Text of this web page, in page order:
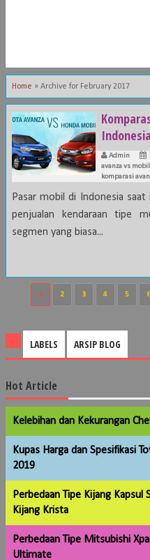
Home » Archive for February 2017
Admin
avanza vs
komparasi
Pasar mobil di Indonesia
penjualan kendaraan tipe
segmen yang biasa...
1 2 3 4 5 6
LABELS ARSIP BLOG
Hot Article
Kelebihan dan Kekurangan
Kupas Harga dan Spesifikasi
2019
Perbedaan Tipe Kijang Kapsul
Kijang Krista
Perbedaan Tipe Mitsubishi
Ultimate